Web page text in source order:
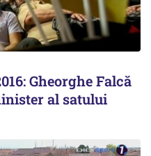
Gheorghe Falcă
al satului